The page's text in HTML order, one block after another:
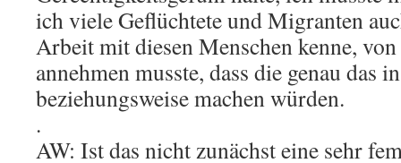
ich viele Geflüchtete und Migranten
Arbeit mit diesen Menschen kenne,
annehmen musste, dass die genau das
beziehungsweise machen würden.
.
AW: Ist das nicht zunächst eine sehr